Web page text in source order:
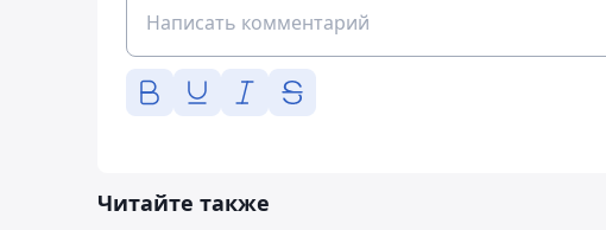
Читайте также